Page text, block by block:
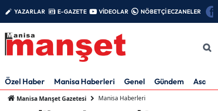
YAZARLAR E-GAZETE VİDEOLAR NÖBETÇİ ECZANELER
Özel Haber Manisa Haberleri Genel Gündem Asayiş
Manisa Manşet Gazetesi Manisa Haberleri